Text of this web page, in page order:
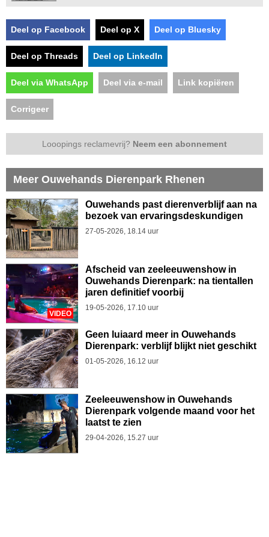
Deel op Facebook Deel op X Deel op Bluesky
Deel op Threads Deel op LinkedIn
Deel via WhatsApp Deel via e-mail Link kopiëren
Corrigeer
Looopings reclamevrij? Neem een abonnement
Meer Ouwehands Dierenpark Rhenen
Ouwehands past dierenverblijf aan na
bezoek van ervaringsdeskundigen
27-05-2026, 18.14 uur
VIDEO
Afscheid van zeeleeuwenshow in
Ouwehands Dierenpark: na tientallen
jaren definitief voorbij
19-05-2026, 17.10 uur
Geen luiaard meer in Ouwehands
Dierenpark: verblijf blijkt niet geschikt
01-05-2026, 16.12 uur
Zeeleeuwenshow in Ouwehands
Dierenpark volgende maand voor het
laatst te zien
29-04-2026, 15.27 uur